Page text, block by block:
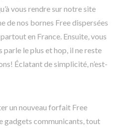
vous rendre sur notre site
de nos bornes Free dispersées
en France. Ensuite, vous
le plus et hop, il ne reste
Éclatant de simplicité, n’est-
un nouveau forfait Free
communicants, tout